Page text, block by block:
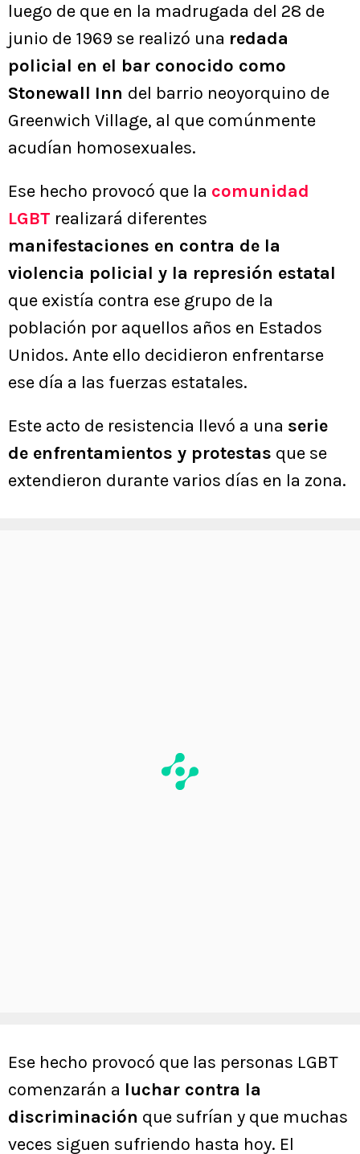
luego de que en la madrugada del 28 de
junio de 1969 se realizó una redada
policial en el bar conocido como
Stonewall Inn del barrio neoyorquino de
Greenwich Village, al que comúnmente
acudían homosexuales.
Ese hecho provocó que la comunidad
LGBT realizará diferentes
manifestaciones en contra de la
violencia policial y la represión estatal
que existía contra ese grupo de la
población por aquellos años en Estados
Unidos. Ante ello decidieron enfrentarse
ese día a las fuerzas estatales.
Este acto de resistencia llevó a una serie
de enfrentamientos y protestas que se
extendieron durante varios días en la zona.
Ese hecho provocó que las personas LGBT
comenzarán a luchar contra la
discriminación que sufrían y que muchas
veces siguen sufriendo hasta hoy. El